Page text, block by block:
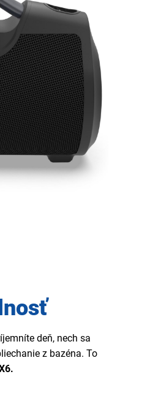
deň, nech sa
z bazéna. To